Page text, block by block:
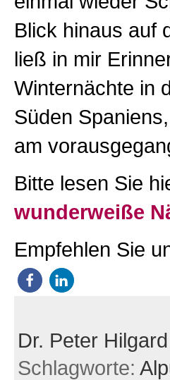
Blick hinaus auf
ließ in mir
Winternächte in
Süden
am
Bitte lesen Sie
wunderweiße
Empfehlen Sie
Dr. Peter Hilgard
Schlagworte: